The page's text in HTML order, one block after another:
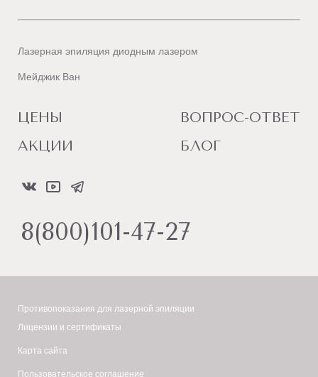
Лазерная эпиляция диодным лазером
Мейджик Ван
ЦЕНЫ
АКЦИИ
ВОПРОС-ОТВЕТ
БЛОГ
8(800)101-47-27
Противопоказания для лазерной эпиляции
Лицензии и сертификаты
Карта сайта
Пользовательское соглашение